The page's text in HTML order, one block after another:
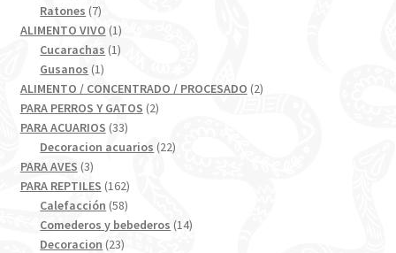
productos
Ratones 77
productos
ALIMENTO VIVO 11
producto
Cucarachas 11
Gusanos 11
producto
ALIMENTO / CONCENTRADO / PROCESADO 22
PARA PERROS Y GATOS 22
PARA ACUARIOS 3333
productos
Decoracion acuarios 2222
PARA AVES 33
productos
PARA REPTILES 162162
productos
Calefacción 5858
productos
Comederos y bebederos 1414
Decoracion 2323